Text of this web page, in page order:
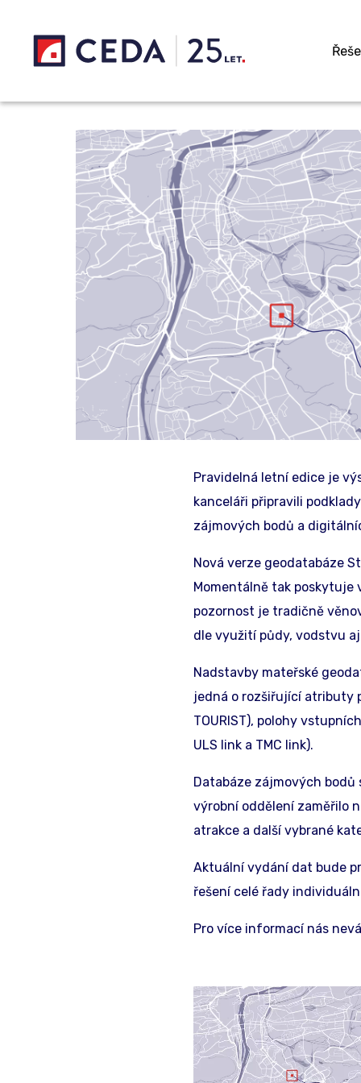
Pravidelná letní edice je
kanceláři připravili
zájmových bodů a
Nová verze geodatabáze
Momentálně tak poskytuje
pozornost je tradičně
dle využití půdy, vodstvu
Nadstavby mateřské
jedná o rozšiřující atributy
TOURIST), polohy
ULS link a TMC link).
Databáze zájmových bodů
výrobní oddělení zaměřilo
atrakce a další vybrané
Aktuální vydání dat bude
řešení celé řady
Pro více informací nás